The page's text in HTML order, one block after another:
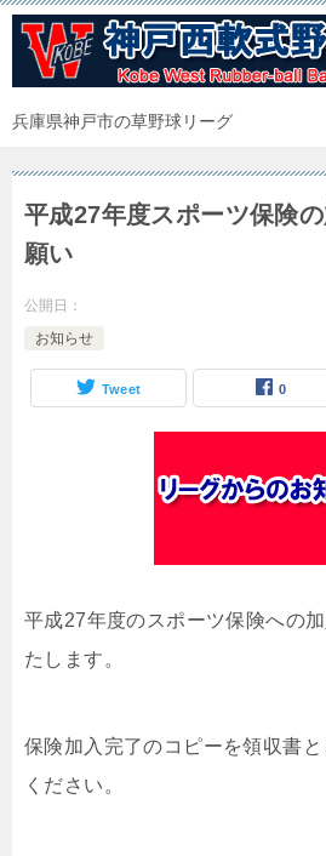
兵庫県神戸市の草野球リーグ
平成27年度スポーツ保険
願い
公開日：
お知らせ
Tweet 0
平成27年度のスポーツ保険への
たします。
保険加入完了のコピーを領収書
ください。